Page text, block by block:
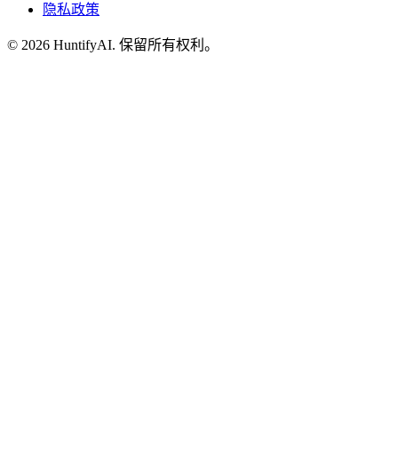
隐私政策
© 2026 HuntifyAI. 保留所有权利。